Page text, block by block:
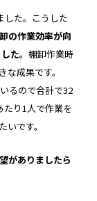
した。こうした
の作業効率が向
た。 棚卸作業時
成果です。
るので合計で32
たり1人で作業を
です。
がありましたら